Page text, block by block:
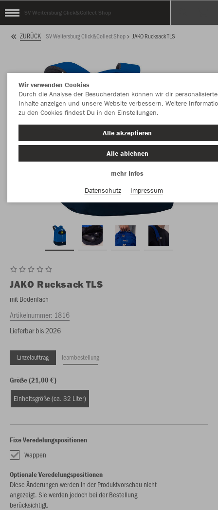
SV Weitersburg Click&Collect Shop
ZURÜCK SV Weitersburg Click&Collect Shop JAKO Rucksack TLS
JAKO Rucksack TLS
mit Bodenfach
Artikelnummer: 1816
Lieferbar bis 2026
Einzelauftrag Teambestellung
Größe (21,00 €)
Einheitsgröße (ca. 32 Liter)
Fixe Veredelungspositionen
Wappen
Optionale Veredelungspositionen
Diese Änderungen werden in der Produktvorschau nicht
angezeigt. Sie werden jedoch bei der Bestellung
berücksichtigt.
Wir verwenden Cookies
Durch die Analyse der Besucherdaten können wir dir personalisierte
Inhalte anzeigen und unsere Website verbessern. Weitere
zu den Cookies findest Du in den Einstellungen.
Alle akzeptieren
Alle ablehnen
mehr Infos
Datenschutz
Impressum